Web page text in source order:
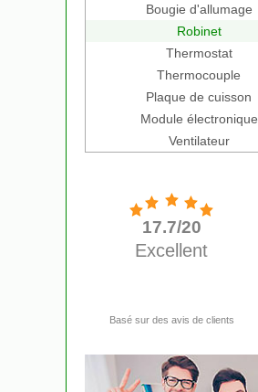
Bougie d'allumage
Robinet
Thermostat
Thermocouple
Plaque de cuisson
Module électronique
Ventilateur